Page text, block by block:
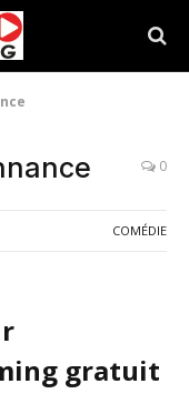
0
COMÉDIE
gratuit